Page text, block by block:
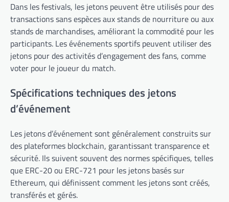
Dans les festivals, les jetons peuvent être utilisés pour des
transactions sans espèces aux stands de nourriture ou aux
stands de marchandises, améliorant la commodité pour les
participants. Les événements sportifs peuvent utiliser des
jetons pour des activités d’engagement des fans, comme
voter pour le joueur du match.
Spécifications techniques des jetons
d’événement
Les jetons d’événement sont généralement construits sur
des plateformes blockchain, garantissant transparence et
sécurité. Ils suivent souvent des normes spécifiques, telles
que ERC-20 ou ERC-721 pour les jetons basés sur
Ethereum, qui définissent comment les jetons sont créés,
transférés et gérés.